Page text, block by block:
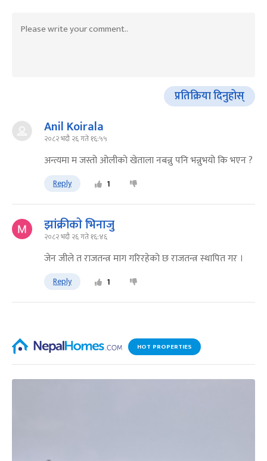
प्रतिक्रिया दिनुहोस्
Anil Koirala
२०८२ भदौ २६ गते १६:५५
अन्त्यमा म जस्तो ओलीको खेताला नबन्नु पनि भन्नुभयो कि भएन ?
Reply 1
झांक्रीकाे भिनाजु
२०८२ भदौ २६ गते १६:४६
जेन जीले त राजतन्त्र माग गरिरहेको छ राजतन्त्र स्थापित गर ।
Reply 1
HOT PROPERTIES